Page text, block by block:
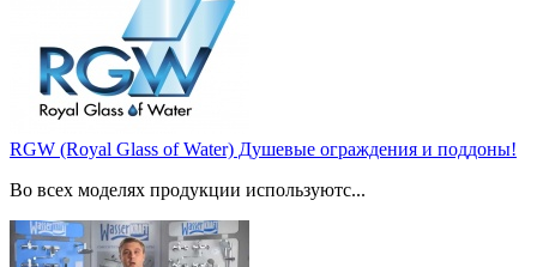
RGW (Royal Glass of Water) Душевые ограждения и поддоны!
Во всех моделях продукции используютс...